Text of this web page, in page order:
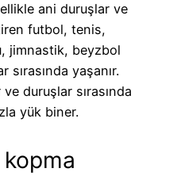
ani duruşlar ve
futbol, tenis,
jimnastik, beyzbol
yaşanır.
duruşlar sırasında
yük biner.